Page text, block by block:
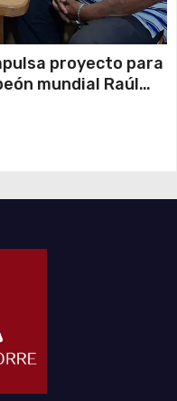
proyecto para
mundial Raúl